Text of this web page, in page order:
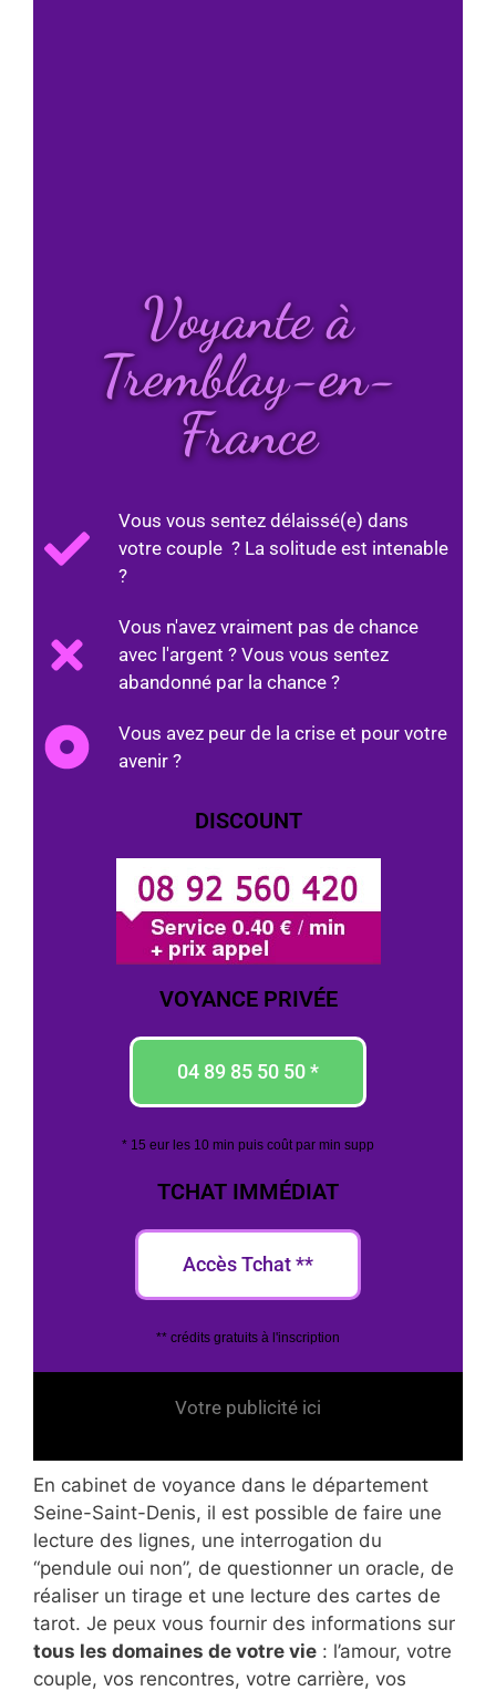
Voyante à
Tremblay-en-
France
Vous vous sentez délaissé(e) dans
votre couple ? La solitude est intenable
?
Vous n'avez vraiment pas de chance
avec l'argent ? Vous vous sentez
abandonné par la chance ?
Vous avez peur de la crise et pour votre
avenir ?
DISCOUNT
VOYANCE PRIVÉE
04 89 85 50 50 *
* 15 eur les 10 min puis coût par min supp
TCHAT IMMÉDIAT
Accès Tchat **
** crédits gratuits à l'inscription
Votre publicité ici
En cabinet de voyance dans le département
Seine-Saint-Denis, il est possible de faire une
lecture des lignes, une interrogation du
“pendule oui non”, de questionner un oracle, de
réaliser un tirage et une lecture des cartes de
tarot. Je peux vous fournir des informations sur
tous les domaines de votre vie : l’amour, votre
couple, vos rencontres, votre carrière, vos